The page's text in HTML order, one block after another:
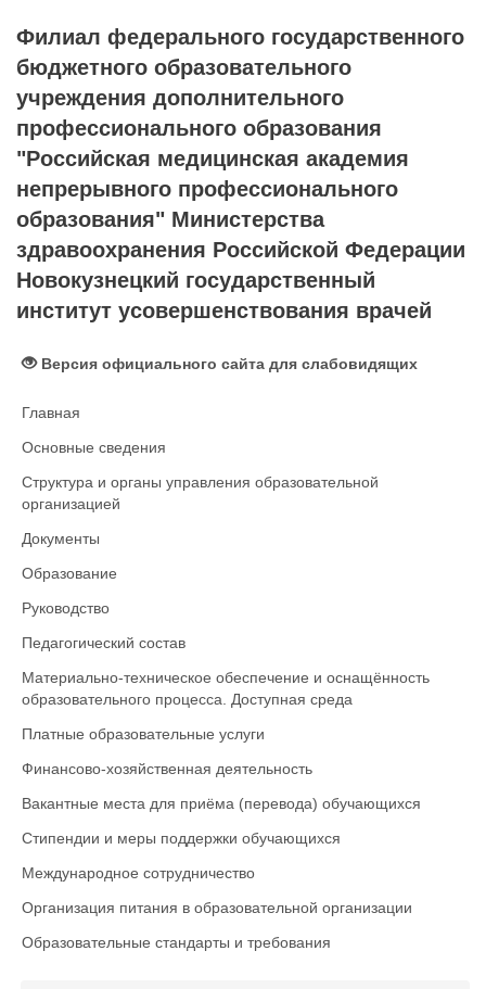
Филиал федерального государственного
бюджетного образовательного
учреждения дополнительного
профессионального образования
"Российская медицинская академия
непрерывного профессионального
образования" Министерства
здравоохранения Российской Федерации
Новокузнецкий государственный
институт усовершенствования врачей
Версия официального сайта для слабовидящих
Главная
Основные сведения
Структура и органы управления образовательной
организацией
Документы
Образование
Руководство
Педагогический состав
Материально-техническое обеспечение и оснащённость
образовательного процесса. Доступная среда
Платные образовательные услуги
Финансово-хозяйственная деятельность
Вакантные места для приёма (перевода) обучающихся
Стипендии и меры поддержки обучающихся
Международное сотрудничество
Организация питания в образовательной организации
Образовательные стандарты и требования